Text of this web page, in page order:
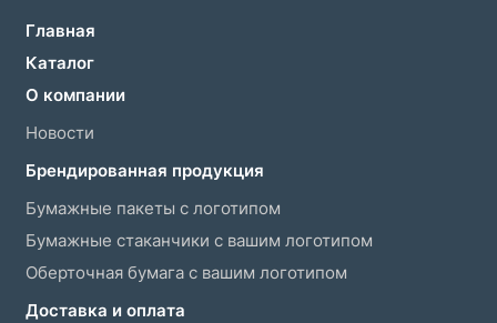
Главная
Каталог
О компании
Новости
Брендированная продукция
Бумажные пакеты с логотипом
Бумажные стаканчики с вашим логотипом
Оберточная бумага с вашим логотипом
Доставка и оплата